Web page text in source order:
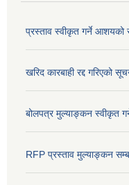
प्रस्ताव स्वीकृत गर्ने आशयको
खरिद कारबाही रद्द गरिएको
बोलपत्र मुल्याङ्कन स्वीकृत
RFP प्रस्ताव मुल्याङ्कन